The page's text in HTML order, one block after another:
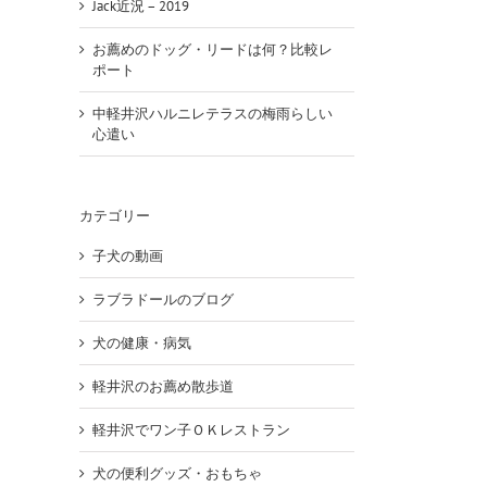
Jack近況 – 2019
お薦めのドッグ・リードは何？比較レ
ポート
中軽井沢ハルニレテラスの梅雨らしい
心遣い
カテゴリー
子犬の動画
ラブラドールのブログ
犬の健康・病気
軽井沢のお薦め散歩道
軽井沢でワン子ＯＫレストラン
犬の便利グッズ・おもちゃ